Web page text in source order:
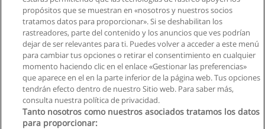
Curso de Bartender | Soluciones Academicas
Soluciones Academicas
Solicita información
propósitos que se muestran en «nosotros y nuestros socios
tratamos datos para proporcionar». Si se deshabilitan los
rastreadores, parte del contenido y los anuncios que ves podrían
dejar de ser relevantes para ti. Puedes volver a acceder a este menú
para cambiar tus opciones o retirar el consentimiento en cualquier
momento haciendo clic en el enlace «Gestionar las preferencias»
que aparece en el en la parte inferior de la página web. Tus opciones
tendrán efecto dentro de nuestro Sitio web. Para saber más,
consulta nuestra política de privacidad.
Tanto nosotros como nuestros asociados tratamos los datos
para proporcionar: